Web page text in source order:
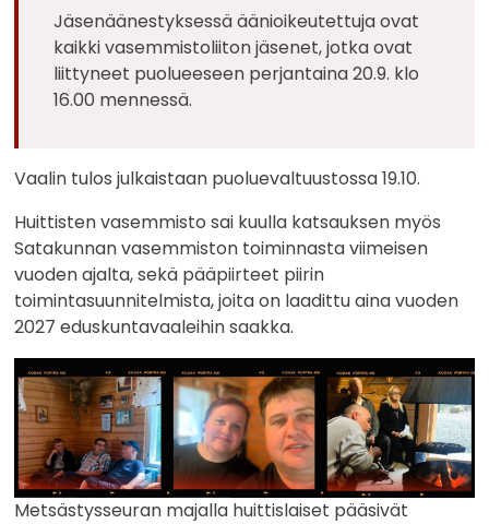
Jäsenäänestyksessä äänioikeutettuja ovat
kaikki vasemmistoliiton jäsenet, jotka ovat
liittyneet puolueeseen perjantaina 20.9. klo
16.00 mennessä.
Vaalin tulos julkaistaan puoluevaltuustossa 19.10.
Huittisten vasemmisto sai kuulla katsauksen myös
Satakunnan vasemmiston toiminnasta viimeisen
vuoden ajalta, sekä pääpiirteet piirin
toimintasuunnitelmista, joita on laadittu aina vuoden
2027 eduskuntavaaleihin saakka.
Metsästysseuran majalla huittislaiset pääsivät